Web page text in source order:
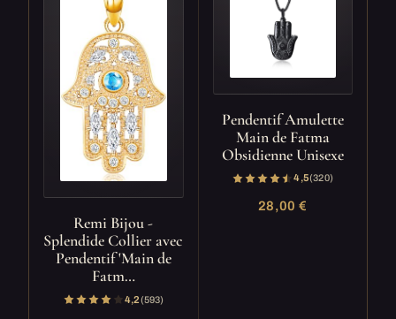
Remi Bijou -
Splendide Collier avec
Pendentif 'Main de
Fatm…
4,2(593)
Pendentif Amulette
Main de Fatma
Obsidienne Unisexe
4,5(320)
28,00 €